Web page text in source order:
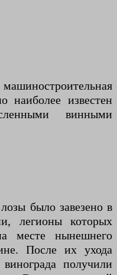
наиболее известен
винными
было завезено в
легионы которых
месте нынешнего
После их ухода
получили